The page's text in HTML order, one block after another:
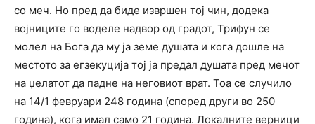
со меч. Но пред да биде извршен тој чин, додека
војниците го воделе надвор од градот, Трифун се
молел на Бога да му ја земе душата и кога дошле на
местото за егзекуција тој ја предал душата пред мечот
на џелатот да падне на неговиот врат. Тоа се случило
на 14/1 февруари 248 година (според други во 250
година), кога имал само 21 година. Локалните верници